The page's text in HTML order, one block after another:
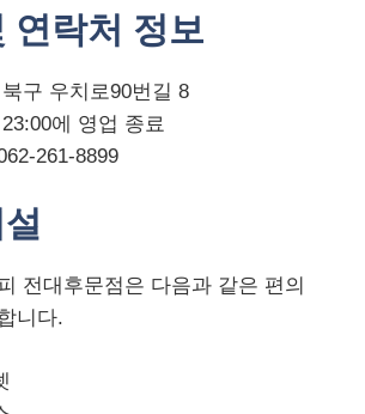
연락처 정보
구 우치로90번길 8
에 영업 종료
261-8899
전대후문점은 다음과 같은 편의
니다.